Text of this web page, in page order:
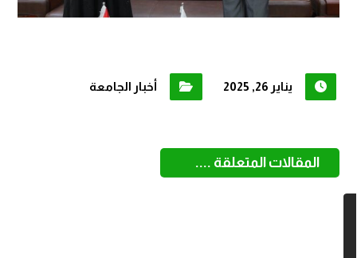
يناير 26, 2025 أخبار الجامعة
المقالات المتعلقة ....